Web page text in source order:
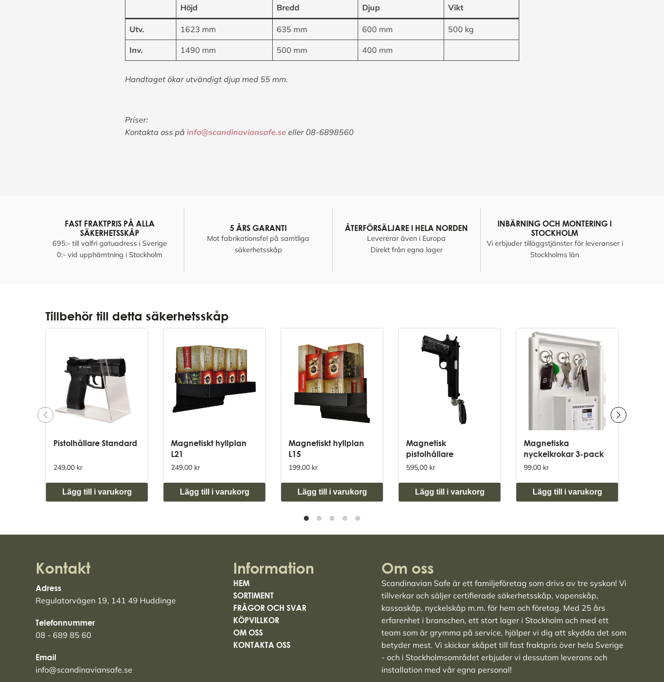
Höjd Bredd Djup Vikt
Utv. 1623 mm 635 mm 600 mm 500 kg
Inv. 1490 mm 500 mm 400 mm
Handtaget ökar utvändigt djup med 55 mm.
Priser:
Kontakta oss på info@scandinaviansafe.se eller 08-6898560
FAST FRAKTPRIS PÅ ALLA
SÄKERHETSSKÅP
695:- till valfri gatuadress i Sverige
0:- vid upphämtning i Stockholm
5 ÅRS GARANTI
Mot fabrikationsfel på samtliga
säkerhetsskåp
ÅTERFÖRSÄLJARE I HELA NORDEN
Levererar även i Europa
Direkt från egna lager
INBÄRNING OCH MONTERING I
STOCKHOLM
Vi erbjuder tilläggstjänster för leveranser i
Stockholms län
Tillbehör till detta säkerhetsskåp
Pistolhållare Standard
249,00 kr
Lägg till i varukorg
Magnetiskt hyllplan
L21
249,00 kr
Lägg till i varukorg
Magnetiskt hyllplan
L15
199,00 kr
Lägg till i varukorg
Magnetisk
pistolhållare
595,00 kr
Lägg till i varukorg
Magnetiska
nyckelkrokar 3-pack
99,00 kr
Lägg till i varukorg
Kontakt
Adress
Regulatorvägen 19, 141 49 Huddinge
Telefonnummer
08 - 689 85 60
Email
info@scandinaviansafe.se
Information
HEM
SORTIMENT
FRÅGOR OCH SVAR
KÖPVILLKOR
OM OSS
KONTAKTA OSS
Om oss
Scandinavian Safe är ett familjeföretag som drivs av tre syskon! Vi
tillverkar och säljer certifierade säkerhetsskåp, vapenskåp,
kassaskåp, nyckelskåp m.m. för hem och företag. Med 25 års
erfarenhet i branschen, ett stort lager i Stockholm och med ett
team som är grymma på service, hjälper vi dig att skydda det som
betyder mest. Vi skickar skåpet till fast fraktpris över hela Sverige
- och i Stockholmsområdet erbjuder vi dessutom leverans och
installation med vår egna personal!